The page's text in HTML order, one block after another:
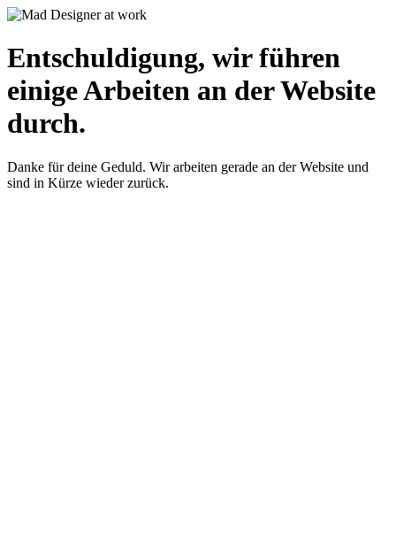
Entschuldigung, wir führen
einige Arbeiten an der Website
durch.
Danke für deine Geduld. Wir arbeiten gerade an der Website und
sind in Kürze wieder zurück.